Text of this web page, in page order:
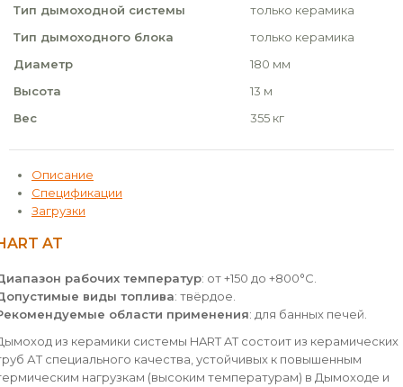
Тип дымоходной системы
только керамика
Тип дымоходного блока
только керамика
Диаметр
180 мм
Высота
13 м
Вес
355 кг
Описание
Спецификации
Загрузки
AT
рабочих температур: от +150 до +800°С.
виды топлива: твёрдое.
области применения: для банных печей.
из керамики системы HART AT состоит из керамических
АТ специального качества, устойчивых к повышенным
нагрузкам (высоким температурам) в Дымоходе и